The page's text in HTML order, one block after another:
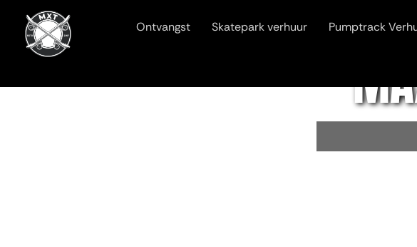
Ontvangst Skatepark verhuur Pumptrack